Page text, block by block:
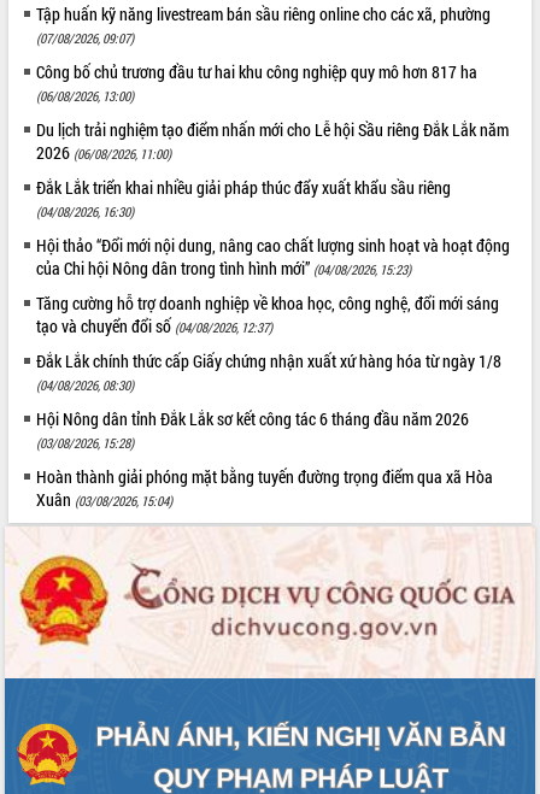
Tập huấn kỹ năng livestream bán sầu riêng online cho các xã, phường
(07/08/2026, 09:07)
Công bố chủ trương đầu tư hai khu công nghiệp quy mô hơn 817 ha
(06/08/2026, 13:00)
Du lịch trải nghiệm tạo điểm nhấn mới cho Lễ hội Sầu riêng Đắk Lắk năm
2026 (06/08/2026, 11:00)
Đắk Lắk triển khai nhiều giải pháp thúc đẩy xuất khẩu sầu riêng
(04/08/2026, 16:30)
Hội thảo “Đổi mới nội dung, nâng cao chất lượng sinh hoạt và hoạt động
của Chi hội Nông dân trong tình hình mới” (04/08/2026, 15:23)
Tăng cường hỗ trợ doanh nghiệp về khoa học, công nghệ, đổi mới sáng
tạo và chuyển đổi số (04/08/2026, 12:37)
Đắk Lắk chính thức cấp Giấy chứng nhận xuất xứ hàng hóa từ ngày 1/8
(04/08/2026, 08:30)
Hội Nông dân tỉnh Đắk Lắk sơ kết công tác 6 tháng đầu năm 2026
(03/08/2026, 15:28)
Hoàn thành giải phóng mặt bằng tuyến đường trọng điểm qua xã Hòa
Xuân (03/08/2026, 15:04)